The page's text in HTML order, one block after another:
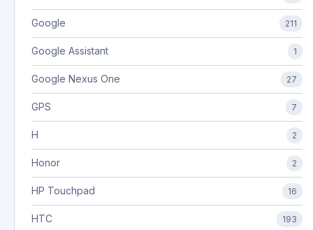
Google 211
Google Assistant 1
Google Nexus One 27
GPS 7
H 2
Honor 2
HP Touchpad 16
HTC 193